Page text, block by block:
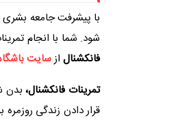
با پیشرفت جامعه
شود. شما با انجام
فانکشنال ازسایت
تمرینات فانکشنال،بدن
قرار دادن زندگی